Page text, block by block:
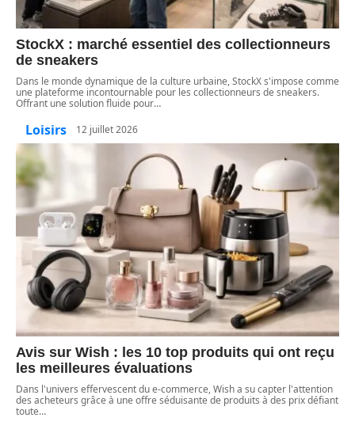
StockX : marché essentiel des collectionneurs
de sneakers
Dans le monde dynamique de la culture urbaine, StockX s'impose comme
une plateforme incontournable pour les collectionneurs de sneakers.
Offrant une solution fluide pour…
Loisirs 12 juillet 2026
Avis sur Wish : les 10 top produits qui ont reçu
les meilleures évaluations
Dans l'univers effervescent du e-commerce, Wish a su capter l'attention
des acheteurs grâce à une offre séduisante de produits à des prix défiant
toute…